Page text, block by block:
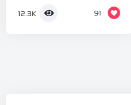
91
12.3K